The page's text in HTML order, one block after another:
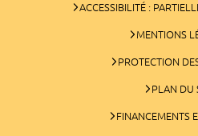
ACCESSIBILITÉ :
MENTIONS
PROTECTION
PLAN DU
FINANCEMENTS